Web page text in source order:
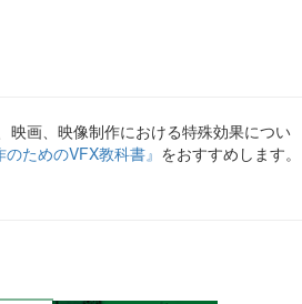
映画、映像制作における特殊効果につい
のためのVFX教科書』 をおすすめします。